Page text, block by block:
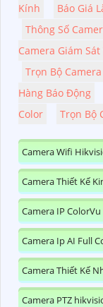
Kính
Báo Giá
Thông Số
Camera Giám
Trọn Bộ
Hàng Báo Động
Color
Trọn Bộ
Camera Wifi
Camera Thiết Kế
Camera IP ColorVu
Camera Ip AI Full
Camera Thiết Kế
Camera PTZ